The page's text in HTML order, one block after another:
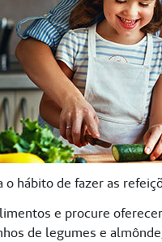
o hábito de fazer as
e procure
de legumes e